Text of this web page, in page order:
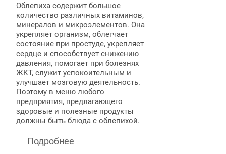
Подробнее
Облепиха содержит большое
количество различных витаминов,
минералов и микроэлементов. Она
укрепляет организм, облегчает
состояние при простуде, укрепляет
сердце и способствует снижению
давления, помогает при болезнях
ЖКТ, служит успокоительным и
улучшает мозговую деятельность.
Поэтому в меню любого
предприятия, предлагающего
здоровые и полезные продукты
должны быть блюда с облепихой.